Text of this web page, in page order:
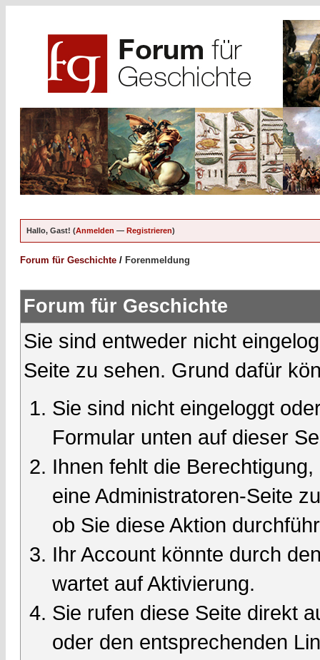
Hallo, Gast! (Anmelden — Registrieren)
Forum für Geschichte / Forenmeldung
Forum für Geschichte
Sie sind entweder nicht
Seite zu sehen. Grund dafür
Sie sind nicht eingeloggt
Formular unten auf dieser
Ihnen fehlt die
eine Administratoren-Seite
ob Sie diese Aktion
Ihr Account könnte durch
wartet auf Aktivierung.
Sie rufen diese Seite direkt
oder den entsprechenden